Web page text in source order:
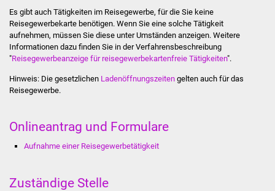
Stellenangebote
Kontakt
Veröffentlichungen
FNP / Bebauungspläne
Wahlen
Es gibt auch Tätigkeiten im Reisegewerbe, für die Sie keine
Reisegewerbekarte benötigen. Wenn Sie eine solche Tätigkeit
aufnehmen, müssen Sie diese unter Umständen anzeigen. Weitere
Informationen dazu finden Sie in der Verfahrensbeschreibung
"Reisegewerbeanzeige für reisegewerbekartenfreie Tätigkeiten".
Hinweis: Die gesetzlichen Ladenöffnungszeitengelten auch für das
Reisegewerbe.
Onlineantrag und Formulare
Aufnahme einer Reisegewerbetätigkeit
Zuständige Stelle